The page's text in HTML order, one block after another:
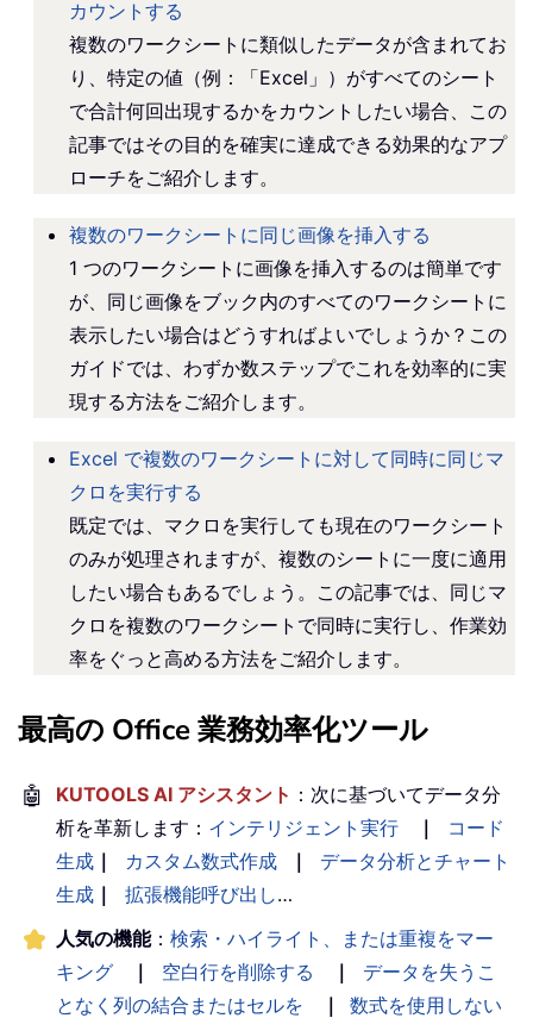
カウントする
複数のワークシートに類似したデータが含まれてお
り、特定の値（例：「Excel」）がすべてのシート
で合計何回出現するかをカウントしたい場合、この
記事ではその目的を確実に達成できる効果的なアプ
ローチをご紹介します。
複数のワークシートに同じ画像を挿入する
1 つのワークシートに画像を挿入するのは簡単です
が、同じ画像をブック内のすべてのワークシートに
表示したい場合はどうすればよいでしょうか？この
ガイドでは、わずか数ステップでこれを効率的に実
現する方法をご紹介します。
Excel で複数のワークシートに対して同時に同じマ
クロを実行する
既定では、マクロを実行しても現在のワークシート
のみが処理されますが、複数のシートに一度に適用
したい場合もあるでしょう。この記事では、同じマ
クロを複数のワークシートで同時に実行し、作業効
率をぐっと高める方法をご紹介します。
最高の Office 業務効率化ツール
🤖 KUTOOLS AI アシスタント ：次に基づいてデータ分
析を革新します： インテリジェント実行 ｜
コード
生成 ｜ カスタム数式作成 ｜
データ分析とチャート
生成 ｜ 拡張機能呼び出し…
人気の機能： 検索・ハイライト、または重複をマー
キング
｜ 空白行を削除する ｜
データを失うこ
となく列の結合またはセルを
｜
数式を使用しない